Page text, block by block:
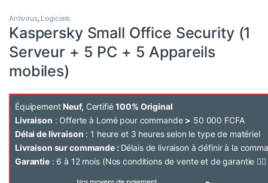
Antivirus, Logiciels
Kaspersky Small Office Security (1
Serveur + 5 PC + 5 Appareils
mobiles)
Équipement Neuf, Certifié100% Original
Livraison : Offerte à Lomé pour commande > 50 000 FCFA
Délai de livraison : 1 heure et 3 heures selon le type de matériel
Livraison sur commande : Délais de livraison à définir à la
Garantie: 6 à 12 mois (Nos conditions de vente et de garantie 👉🏽